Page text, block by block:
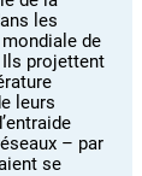
les
de
Ils projettent
leurs
– par
se